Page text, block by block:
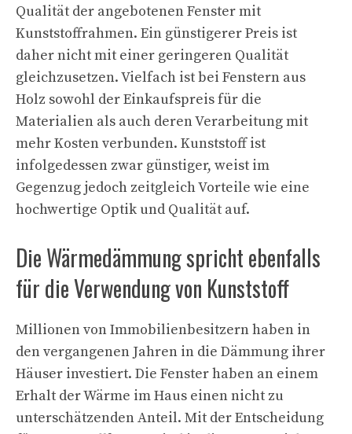
Qualität der angebotenen Fenster mit
Kunststoffrahmen. Ein günstigerer Preis ist
daher nicht mit einer geringeren Qualität
gleichzusetzen. Vielfach ist bei Fenstern aus
Holz sowohl der Einkaufspreis für die
Materialien als auch deren Verarbeitung mit
mehr Kosten verbunden. Kunststoff ist
infolgedessen zwar günstiger, weist im
Gegenzug jedoch zeitgleich Vorteile wie eine
hochwertige Optik und Qualität auf.
Die Wärmedämmung spricht ebenfalls
für die Verwendung von Kunststoff
Millionen von Immobilienbesitzern haben in
den vergangenen Jahren in die Dämmung ihrer
Häuser investiert. Die Fenster haben an einem
Erhalt der Wärme im Haus einen nicht zu
unterschätzenden Anteil. Mit der Entscheidung